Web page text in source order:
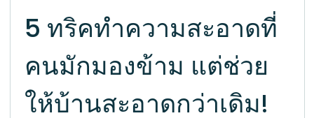
5 ทริคทำความสะอาดที่
คนมักมองข้าม แต่ช่วย
ให้บ้านสะอาดกว่าเดิม!